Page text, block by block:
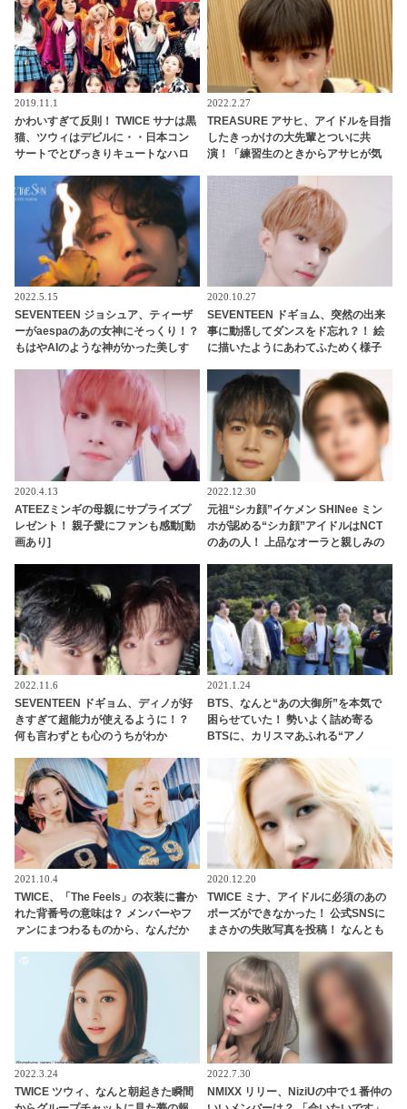
2019.11.1
かわいすぎて反則！ TWICE サナは黒
猫、ツウィはデビルに・・日本コン
サートでとびっきりキュートなハロ
2022.2.27
TREASURE アサヒ、アイドルを目指
したきっかけの大先輩とついに共
演！「練習生のときからアサヒが気
ていた！ 彼のサクセスストーリーに
2022.5.15
SEVENTEEN ジョシュア、ティーザ
ーがaespaのあの女神にそっくり！？
もはやAIのような神がかった美しす
ス」っていったい何？
2020.10.27
SEVENTEEN ドギョム、突然の出来
事に動揺してダンスをド忘れ？！ 絵
に描いたようにあわてふためく様子
2020.4.13
ATEEZミンギの母親にサプライズプ
レゼント！ 親子愛にファンも感動[動
画あり]
2022.12.30
元祖“シカ顔”イケメン SHINee ミン
ホが認める“シカ顔”アイドルはNCT
のあの人！ 上品なオーラと親しみの
は一体ダレ？
2022.11.6
SEVENTEEN ドギョム、ディノが好
きすぎて超能力が使えるように！？
何も言わずとも心のうちがわか
ぎづけ
2021.1.24
BTS、なんと“あの大御所”を本気で
困らせていた！ 勢いよく詰め寄る
BTSに、カリスマあふれる“アノ
強すぎるあまり起きてしまったまさ
かの事態にファン大爆笑
2021.10.4
TWICE、「The Feels」の衣装に書か
れた背番号の意味は？ メンバーやフ
ァンにまつわるものから、なんだか
なるその意味とは？
2020.12.20
TWICE ミナ、アイドルに必須のあの
ポーズができなかった！ 公式SNSに
まさかの失敗写真を投稿！ なんとも
2022.3.24
TWICE ツウィ、なんと朝起きた瞬間
2022.7.30
NMIXX リリー、NiziUの中で１番仲の